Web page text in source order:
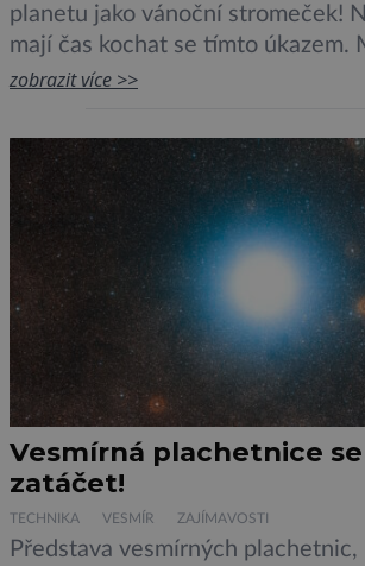
planetu jako vánoční stromeček!
mají čas kochat se tímto úkazem.
musejí hasit propukající požáry.
Sluneční bouře si nelze
klasické, kdy nebe […]
zobrazit více >>
Vesmírná plachetnice
zatáčet!
TECHNIKA VESMÍR ZAJÍMAVOSTI
Představa vesmírných plachetnic,